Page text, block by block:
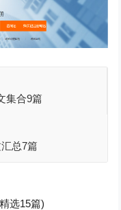
集合9篇
总7篇
选15篇)